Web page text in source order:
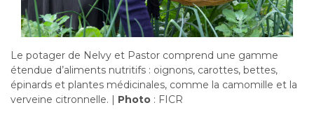
Le potager de Nelvy et Pastor comprend une gamme
étendue d’aliments nutritifs : oignons, carottes, bettes,
épinards et plantes médicinales, comme la camomille et la
verveine citronnelle. | Photo : FICR